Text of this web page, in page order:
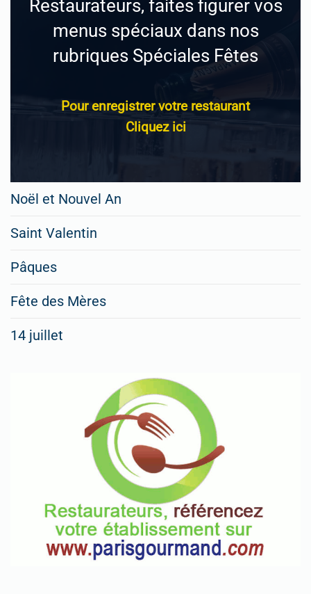
Restaurateurs, faites figurer vos
menus spéciaux dans nos
rubriques Spéciales Fêtes
Pour enregistrer votre restaurant
Cliquez ici
Noël et Nouvel An
Saint Valentin
Pâques
Fête des Mères
14 juillet